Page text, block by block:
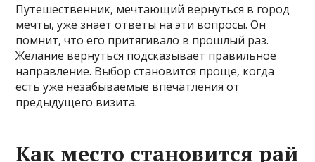
Путешественник‚ мечтающий вернуться в город
мечты‚ уже знает ответы на эти вопросы. Он
помнит‚ что его притягивало в прошлый раз.
Желание вернуться подсказывает правильное
направление. Выбор становится проще‚ когда
есть уже незабываемые впечатления от
предыдущего визита.
Как место становится рай